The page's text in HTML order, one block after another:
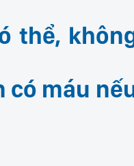
thể,
có máu